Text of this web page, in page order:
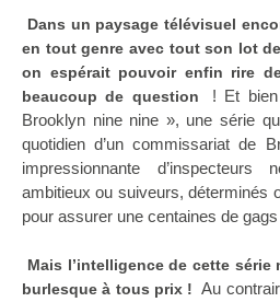
Dans un paysage télévisuel
en tout genre avec tout son lot
on espérait pouvoir enfin rire
beaucoup de question
! Et
Brooklyn nine nine », une série
quotidien d’un commissariat de
impressionnante d’inspecteurs
ambitieux ou suiveurs, déterminés
pour assurer une centaines de
Mais l’intelligence de cette série
burlesque à tous prix ! Au